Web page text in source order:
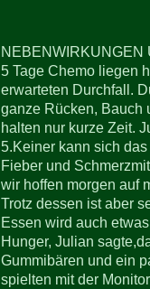
NEBENWIRKUNGEN
5 Tage Chemo liegen
erwarteten Durchfall.
ganze Rücken, Bauch
halten nur kurze Zeit.
5.Keiner kann sich
Fieber und
wir hoffen morgen auf
Trotz dessen ist aber
Essen wird auch
Hunger, Julian
Gummibären und ein
spielten mit der